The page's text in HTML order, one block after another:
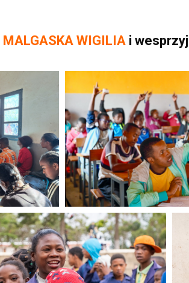
MALGASKA WIGILIA i